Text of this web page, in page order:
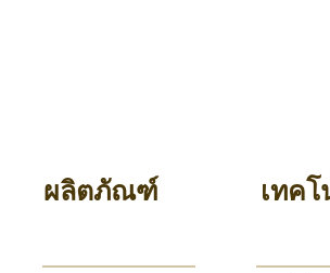
ผลิตภัณฑ์ เทค